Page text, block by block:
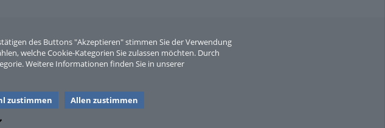
des Buttons "Akzeptieren" stimmen Sie der Verwendung
welche Cookie-Kategorien Sie zulassen möchten. Durch
Weitere Informationen finden Sie in unserer
zustimmen
Allen zustimmen
Sperber